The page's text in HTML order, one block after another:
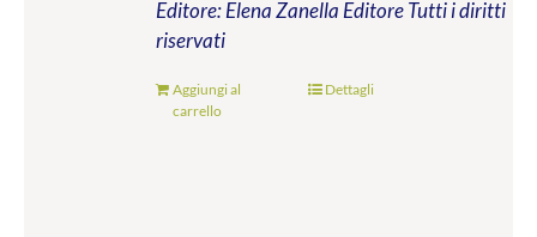
Editore: Elena Zanella EditoreTutti i diritti
riservati
Aggiungi al
carrello
Dettagli